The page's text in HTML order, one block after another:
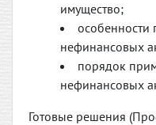
имущество;
особенности
нефинансовых
порядок
нефинансовых
Готовые решения